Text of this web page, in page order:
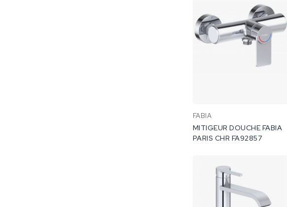
FABIA
MITIGEUR DOUCHE FABIA
PARIS CHR FA92857